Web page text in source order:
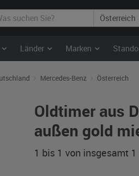
Länder Marken
Mercedes-Benz Österreich
Oldtimer aus
außen gold
1 bis 1 von insgesamt 1